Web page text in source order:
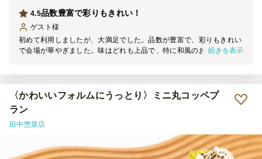
品数豊富で彩りもきれい！
4.5
ゲスト 様
初めて利用しましたが、大満足でした。品数が豊富で、彩りもきれい
で会場が華やぎました。味はどれも上品で、特に和風のお惣菜やお肉
懇親会でも利用したいと思います。
続きを表示
〈かわいいフォルムにうっとり〉ミニ丸コッペプ
ラン
田中惣菜店